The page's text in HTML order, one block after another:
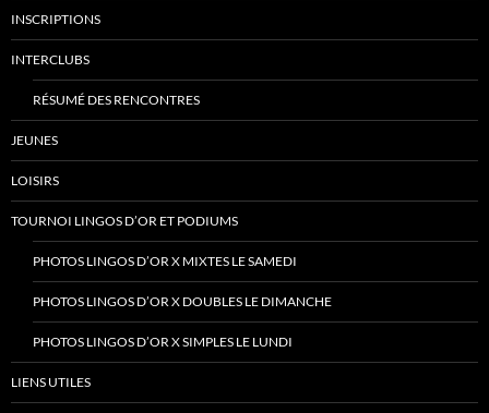
INSCRIPTIONS
INTERCLUBS
RÉSUMÉ DES RENCONTRES
JEUNES
LOISIRS
TOURNOI LINGOS D’OR ET PODIUMS
PHOTOS LINGOS D’OR X MIXTES LE SAMEDI
PHOTOS LINGOS D’OR X DOUBLES LE DIMANCHE
PHOTOS LINGOS D’OR X SIMPLES LE LUNDI
LIENS UTILES